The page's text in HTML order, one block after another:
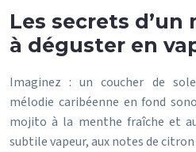
Les secrets
à déguster en
Imaginez : un coucher de
mélodie caribéenne en fond
mojito à la menthe fraîche et
subtile vapeur, aux notes de